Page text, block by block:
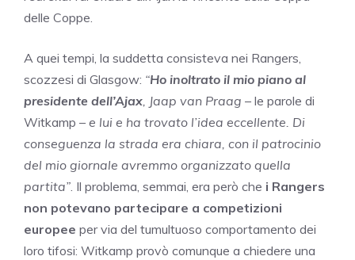
delle Coppe.
A quei tempi, la suddetta consisteva nei Rangers,
scozzesi di Glasgow: “Ho inoltrato il mio piano al
presidente dell’Ajax, Jaap van Praag – le parole di
Witkamp – e lui e ha trovato l’idea eccellente. Di
conseguenza la strada era chiara, con il patrocinio
del mio giornale avremmo organizzato quella
partita”. Il problema, semmai, era però che i Rangers
non potevano partecipare a competizioni
europee per via del tumultuoso comportamento dei
loro tifosi: Witkamp provò comunque a chiedere una